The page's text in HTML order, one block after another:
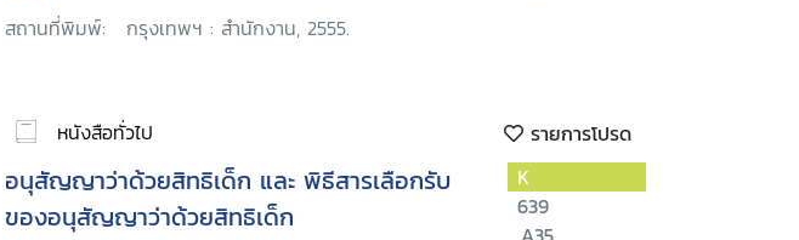
สถานที่พิมพ์: กรุงเทพฯ : สำนักงาน, 2555.
หนังสือทั่วไป รายการโปรด
อนุสัญญาว่าด้วยสิทธิเด็ก และ พิธีสารเลือกรับ
ของอนุสัญญาว่าด้วยสิทธิเด็ก
K
639